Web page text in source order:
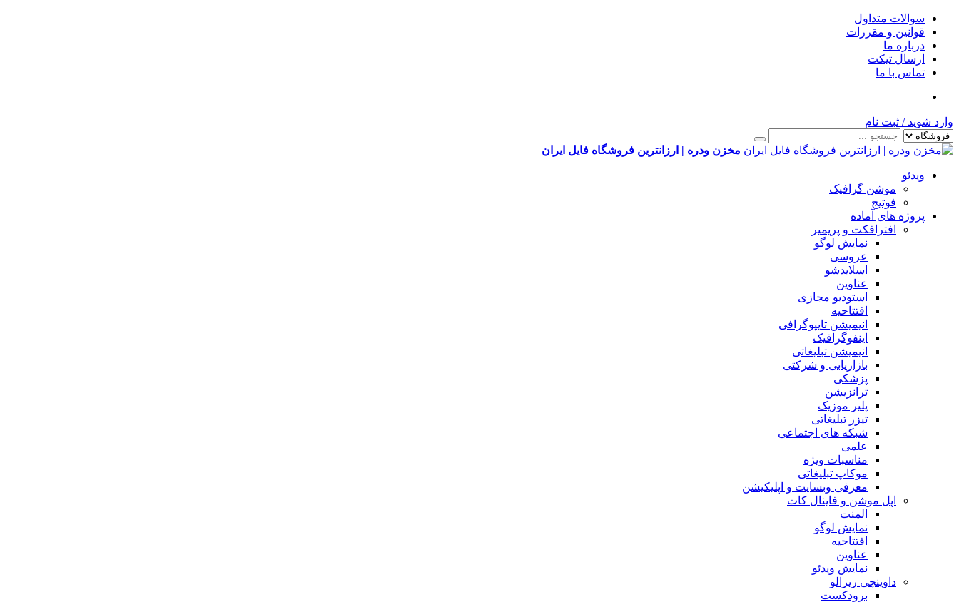
سوالات متداول
قوانین و مقررات
درباره ما
ارسال تیکت
تماس با ما
وارد شوید / ثبت نام
مخزن ودره | ارزانترین فروشگاه فایل ایران
ویدئو
موشن گرافیک
فوتیج
پروژه های آماده
افترافکت و پریمیر
نمایش لوگو
عروسی
اسلایدشو
عناوین
استودیو مجازی
افتتاحیه
انیمیشن تایپوگرافی
اینفوگرافیک
انیمیشن تبلیغاتی
بازاریابی و شرکتی
پزشکی
ترانزیشن
پلیر موزیک
تیزر تبلیغاتی
شبکه های اجتماعی
علمی
مناسبات ویژه
موکاپ تبلیغاتی
معرفی وبسایت و اپلیکیشن
اپل موشن و فاینال کات
المنت
نمایش لوگو
افتتاحیه
عناوین
نمایش ویدئو
داوینچی ریزالو
برودکست